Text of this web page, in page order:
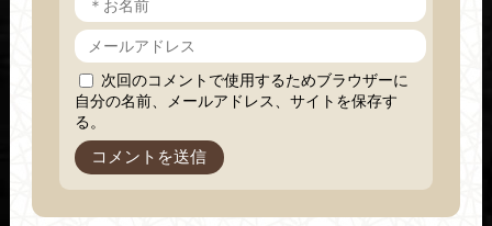
次回のコメントで使用するためブラウザーに
自分の名前、メールアドレス、サイトを保存す
る。